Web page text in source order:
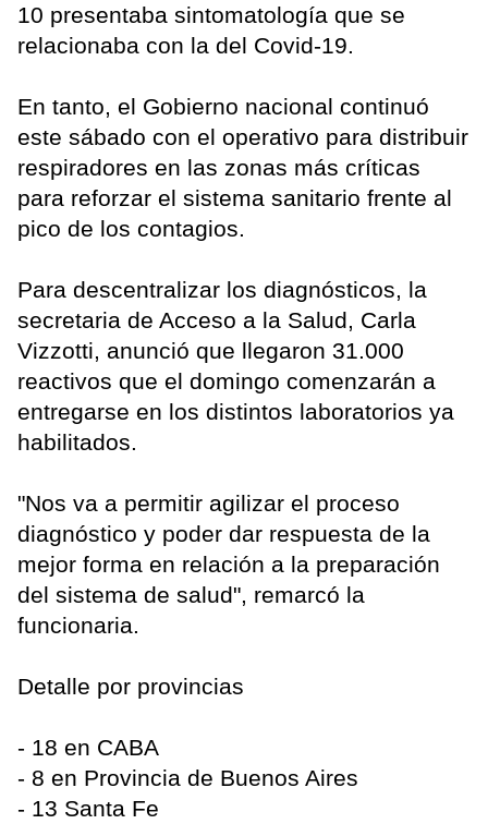
10 presentaba sintomatología que se
relacionaba con la del Covid-19.
En tanto, el Gobierno nacional continuó
este sábado con el operativo para distribuir
respiradores en las zonas más críticas
para reforzar el sistema sanitario frente al
pico de los contagios.
Para descentralizar los diagnósticos, la
secretaria de Acceso a la Salud, Carla
Vizzotti, anunció que llegaron 31.000
reactivos que el domingo comenzarán a
entregarse en los distintos laboratorios ya
habilitados.
"Nos va a permitir agilizar el proceso
diagnóstico y poder dar respuesta de la
mejor forma en relación a la preparación
del sistema de salud", remarcó la
funcionaria.
Detalle por provincias
- 18 en CABA
- 8 en Provincia de Buenos Aires
- 13 Santa Fe